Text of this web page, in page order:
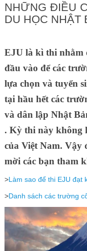
NHỮNG ĐIỀU
DU HỌC NHẬT
EJU là kì thi nhằm
đầu vào để các
lựa chọn và tuyển
tại hầu hết các
và dân lập Nhật
. Kỳ thi này không
của Việt Nam. Vậy
mời các bạn tham
>Làm sao để thi EJU đạt
>Danh sách các trường